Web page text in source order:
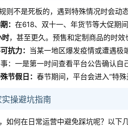
则不是死板的，遇到特殊情况时会动
： 在618、双十一、年货节等大促期
时，甚至更久。预售和定制商品的时效
抗力： 当某一地区爆发疫情或遭遇极
：一是第一时间查看平台公告确认自
节假日： 春节期间，平台会进入“特
操避坑指南
如何在日常运营中避免踩坑呢？以下